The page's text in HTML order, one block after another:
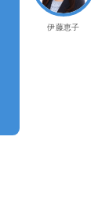
伊藤恵子